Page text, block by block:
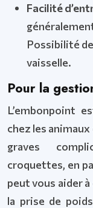
Facilité
Possibilité
vaisselle.
Pour la
L’embonpoint
chez les
graves
croquettes, en
peut vous aider
la prise de